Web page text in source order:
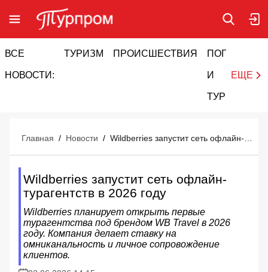
ВСЕ
НОВОСТИ:
ТУРИЗМ ПРОИСШЕСТВИЯ ПОГОДА
И
ТУРИЗМ
ЕЩЕ
Главная / Новости /
Wildberries запустит сеть офлайн-
турагентств в 2026 году
Wildberries планирует открыть первые
турагентства под брендом WB Travel в 2026
году. Компания делает ставку на
омниканальность и личное сопровождение
клиентов.